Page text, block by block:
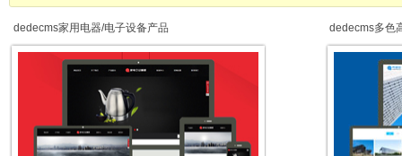
dedecms家用电器/电子设备产品 dedecms多色